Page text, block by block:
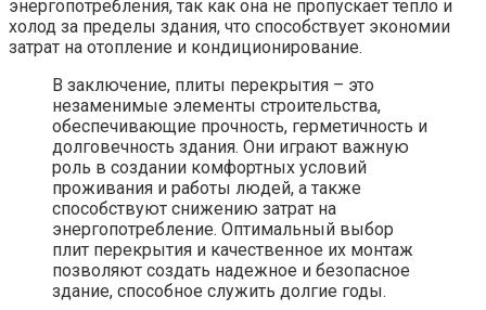
энергопотребления, так как она не пропускает тепло и
холод за пределы здания, что способствует экономии
затрат на отопление и кондиционирование.
В заключение, плиты перекрытия – это
незаменимые элементы строительства,
обеспечивающие прочность, герметичность и
долговечность здания. Они играют важную
роль в создании комфортных условий
проживания и работы людей, а также
способствуют снижению затрат на
энергопотребление. Оптимальный выбор
плит перекрытия и качественное их монтаж
позволяют создать надежное и безопасное
здание, способное служить долгие годы.